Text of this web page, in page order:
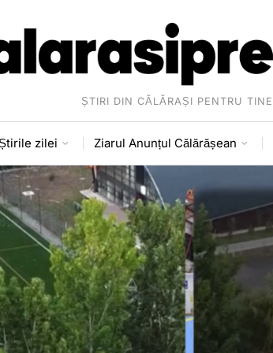
ȘTIRI DIN CĂLĂRAȘI PENTRU TINE
zilei Ziarul Anunțul Călărășean